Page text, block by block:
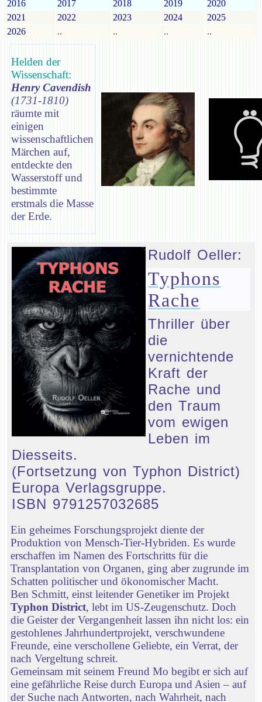
2016 2017 2018 2019
2020
2021
2022 2023 2024
2025
2026
.. .. .. ..
Helden der
Wissenschaft:
Henry Cavendish
(1731-1810)
räumte mit
einigen
wissenschaftlichen
Märchen auf,
entdeckte den
Wasserstoff und
bestimmte
erstmals die Masse
der Erde.
Rudolf Oeller:
Typhons
Rache
Thriller über
die
vernichtende
Kraft der
Rache und
den Traum
vom ewigen
Leben im
Diesseits.
(Fortsetzung von Typhon District)
Europa Verlagsgruppe.
ISBN 9791257032685
Ein geheimes Forschungsprojekt diente der
Produktion von Mensch-Tier-Hybriden. Es wurde
erschaffen im Namen des Fortschritts für die
Transplantation von Organen, ging aber zugrunde im
Schatten politischer und ökonomischer Macht.
Ben Schmitt, einst leitender Genetiker im Projekt
Typhon District, lebt im US-Zeugenschutz. Doch
die Geister der Vergangenheit lassen ihn nicht los: ein
gestohlenes Jahrhundertprojekt, verschwundene
Freunde, eine verschollene Geliebte, ein Verrat, der
nach Vergeltung schreit.
Gemeinsam mit seinem Freund Mo begibt er sich auf
eine gefährliche Reise durch Europa und Asien – auf
der Suche nach Antworten, nach Wahrheit, nach